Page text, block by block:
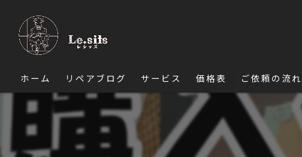
ホーム リペアブログ サービス
ソファ修理
椅子・ダイニングチェア修理
価格表 ご依頼の流れ